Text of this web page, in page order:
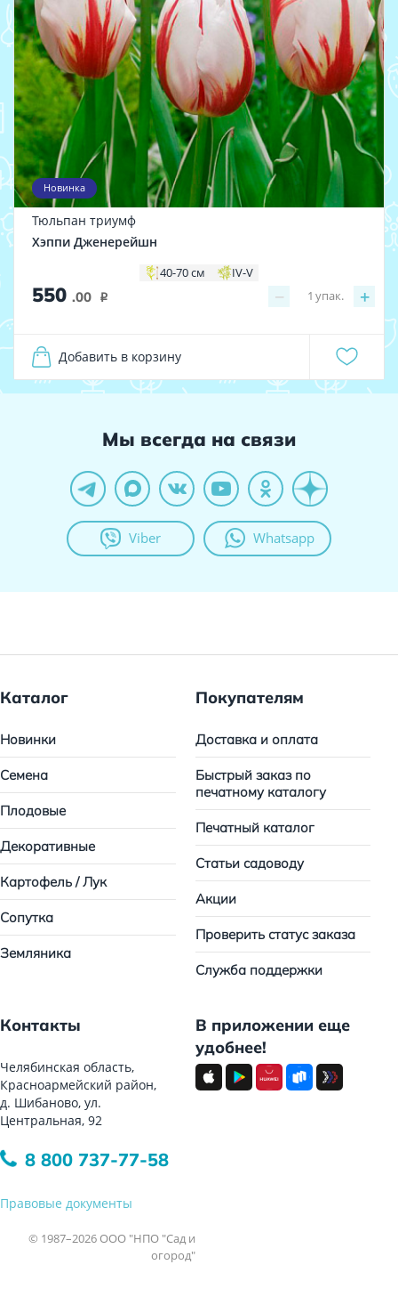
Новинка
Тюльпан триумф
Хэппи Дженерейшн
40-70 см IV-V
550 .00 i − +
1 упак.
Добавить в корзину
Мы всегда на связи
Viber Whatsapp
Каталог
Новинки
Семена
Плодовые
Декоративные
Картофель / Лук
Сопутка
Земляника
Покупателям
Доставка и оплата
Быстрый заказ по
печатному каталогу
Печатный каталог
Статьи садоводу
Акции
Проверить статус заказа
Служба поддержки
Контакты
Челябинская область,
Красноармейский район,
д. Шибаново, ул.
Центральная, 92
8 800 737-77-58
Правовые документы
© 1987–2026 ООО "НПО "Сад и
огород"
В приложении еще
удобнее!